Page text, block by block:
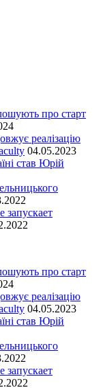
про старт
реалізацію
04.05.2023
став Юрій
про старт
реалізацію
04.05.2023
став Юрій